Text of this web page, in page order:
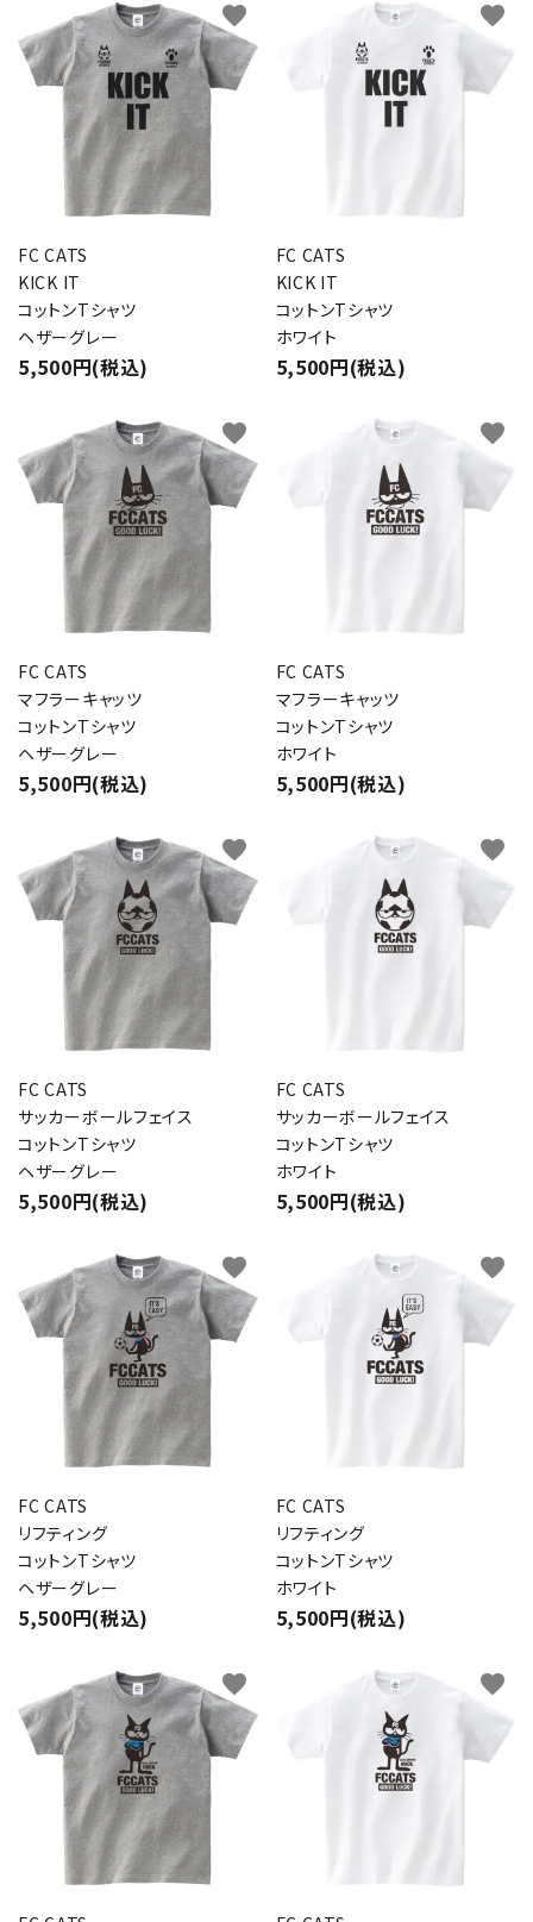
FC CATS
KICK IT
コットンTシャツ
ヘザーグレー
5,500円(税込)
favorite
FC CATS
KICK IT
コットンTシャツ
ホワイト
5,500円(税込)
favorite
FC CATS
マフラーキャッツ
コットンTシャツ
ヘザーグレー
5,500円(税込)
favorite
FC CATS
マフラーキャッツ
コットンTシャツ
ホワイト
5,500円(税込)
favorite
FC CATS
サッカーボールフェイス
コットンTシャツ
ヘザーグレー
5,500円(税込)
favorite
FC CATS
サッカーボールフェイス
コットンTシャツ
ホワイト
5,500円(税込)
favorite
FC CATS
リフティング
コットンTシャツ
ヘザーグレー
5,500円(税込)
favorite
FC CATS
リフティング
コットンTシャツ
ホワイト
5,500円(税込)
favorite
favorite favorite
キーワード
カテゴリー
close